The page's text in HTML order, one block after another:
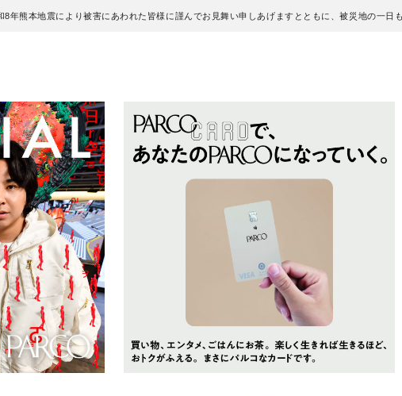
8年熊本地震により被害にあわれた皆様に謹んでお見舞い申しあげますとともに、被災地の一日